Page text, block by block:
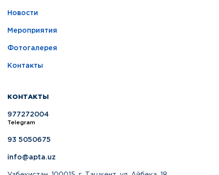
Новости
Мероприятия
Фотогалерея
Контакты
КОНТАКТЫ
977272004
Telegram
93 5050675
info@apta.uz